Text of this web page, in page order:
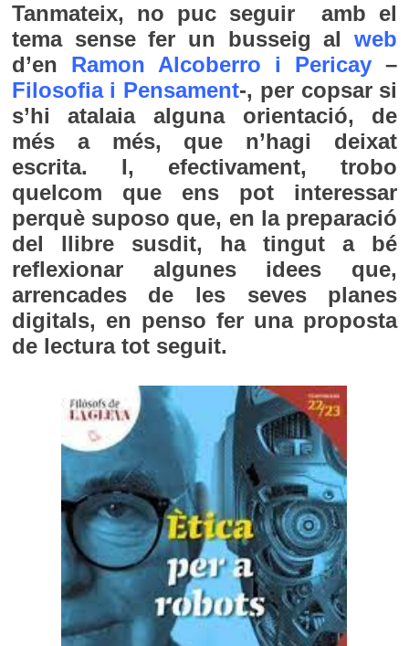
Tanmateix, no puc seguir amb el
tema sense fer un busseig alweb
d’en Ramon Alcoberro i Pericay –
Filosofia i Pensament-, per copsar si
s’hi atalaia alguna orientació, de
més a més, que n’hagi deixat
escrita. I, efectivament, trobo
quelcom que ens pot interessar
perquè suposo que, en la preparació
del llibre susdit, ha tingut a bé
reflexionar algunes idees que,
arrencades de les seves planes
digitals, en penso fer una proposta
de lectura tot seguit.